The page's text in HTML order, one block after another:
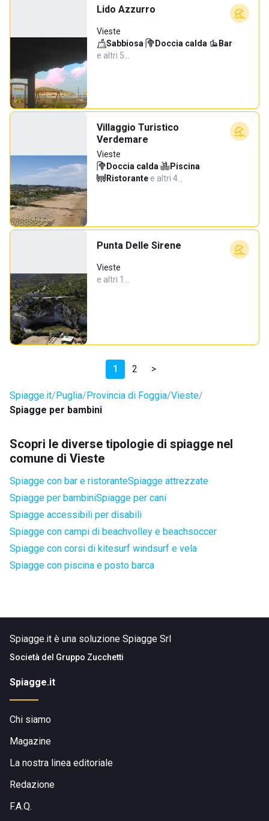
Lido Azzurro
Vieste
Sabbiosa· Doccia calda· Bar·
e altri 5…
Villaggio Turistico
Verdemare
Vieste
Doccia calda· Piscina·
Ristorante·e altri 4…
Punta Delle Sirene
Vieste
e altri 1…
1 2 >
Spiagge.it Puglia Provincia di Foggia Vieste
Spiagge per bambini
Scopri le diverse tipologie di spiagge nel
comune di Vieste
Spiagge con bar e ristoranteSpiagge attrezzate
Spiagge per bambiniSpiagge per cani
Spiagge accessibili per disabili
Spiagge con campi di beachvolley e beachsoccer
Spiagge con corsi di kitesurf windsurf e vela
Spiagge con piscina e posto barca
Spiagge.it è una soluzione Spiagge Srl
Società del Gruppo Zucchetti
Spiagge.it
Chi siamo
Magazine
La nostra linea editoriale
Redazione
F.A.Q.